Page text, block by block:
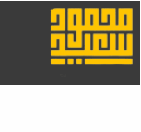
تخطي
إلى